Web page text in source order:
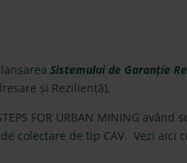
Sistemului de Garanție
și Reziliență).
FOR URBAN MINING
colectare de tip CAV. Vezi aici